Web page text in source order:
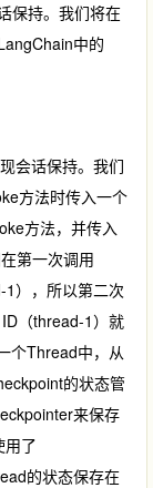
保持。我们将在
中的
会话保持。我们
方法时传入一个
方法，并传入
第一次调用
），所以第二次
（thread-1）就
个Thread中，从
的状态管
来保存
用了
的状态保存在